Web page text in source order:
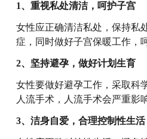
1、重视私处清洁，呵护子宫
女性应正确清洁私处，保持私
症，同时做好子宫保暖工作，
2、坚持避孕，做好计划生育
女性要做好避孕工作，采取科
人流手术，人流手术会严重影
3、洁身自爱，合理控制性生活